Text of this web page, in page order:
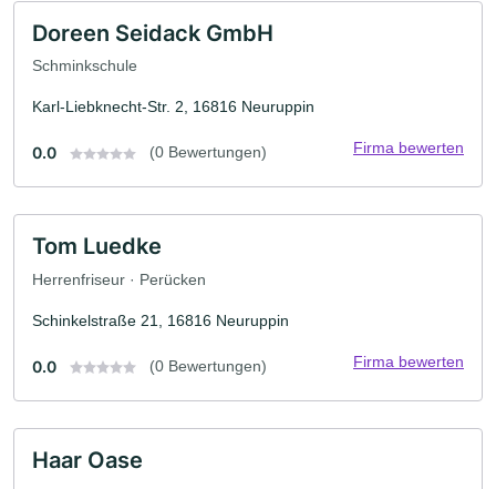
Doreen Seidack GmbH
Schminkschule
Karl-Liebknecht-Str. 2, 16816 Neuruppin
0.0 (0 Bewertungen) Firma bewerten
Tom Luedke
Herrenfriseur · Perücken
Schinkelstraße 21, 16816 Neuruppin
0.0 (0 Bewertungen) Firma bewerten
Haar Oase